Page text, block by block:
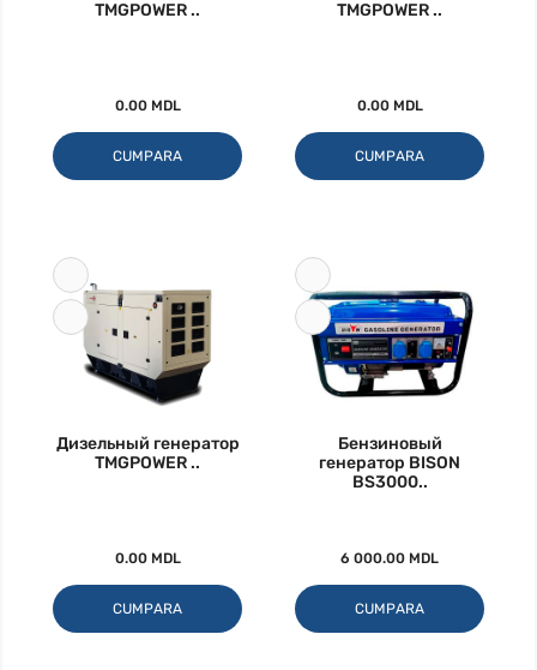
TMGPOWER ..
0.00 MDL
CUMPARA
TMGPOWER ..
0.00 MDL
CUMPARA
Дизельный генератор
TMGPOWER ..
0.00 MDL
CUMPARA
Бензиновый
генератор BISON
BS3000..
6 000.00 MDL
CUMPARA